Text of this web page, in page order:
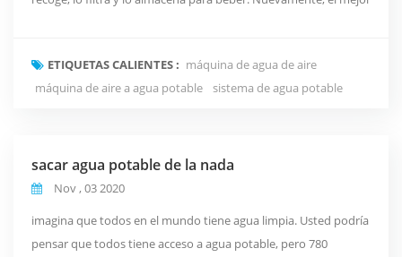
y humedad de 40 plus. el agua se filtra a través de un proceso
de filtración que incluye filtr...
ETIQUETAS CALIENTES : máquina de agua de aire
máquina de aire a agua potable
sistema de agua potable
sacar agua potable de la nada
Nov , 03 2020
imagina que todos en el mundo tiene agua limpia. Usted podría
pensar que todos tiene acceso a agua potable, pero 780